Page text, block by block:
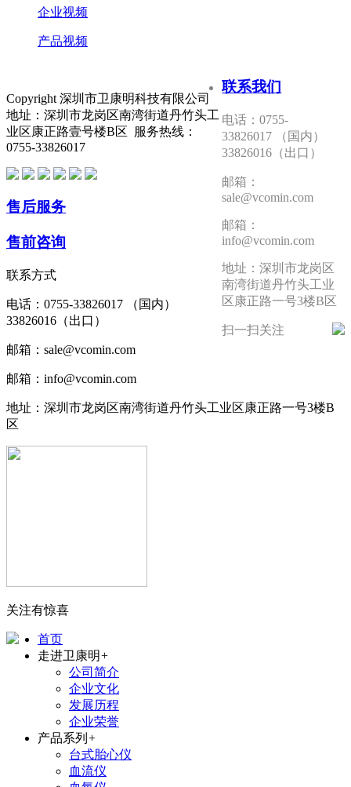
企业视频
产品视频
联系我们
电话：0755-
33826017 （国内）
33826016（出口）
邮箱：
sale@vcomin.com
邮箱：
info@vcomin.com
地址：深圳市龙岗区
南湾街道丹竹头工业
区康正路一号3楼B区
扫一扫关注
Copyright 深圳市卫康明科技有限公司
地址：深圳市龙岗区南湾街道丹竹头工
业区康正路壹号楼B区 服务热线：
0755-33826017
售后服务
售前咨询
联系方式
电话：0755-33826017 （国内）
33826016（出口）
邮箱：sale@vcomin.com
邮箱：info@vcomin.com
地址：深圳市龙岗区南湾街道丹竹头工业区康正路一号3楼B
区
关注有惊喜
首页
走进卫康明+
公司简介
企业文化
发展历程
企业荣誉
产品系列 +
台式胎心仪
血流仪